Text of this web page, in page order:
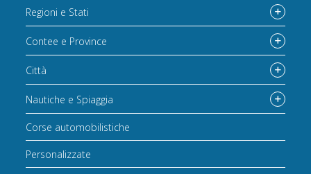
Regioni e Stati
Contee e Province
Città
Nautiche e Spiaggia
Corse automobilistiche
Personalizzate